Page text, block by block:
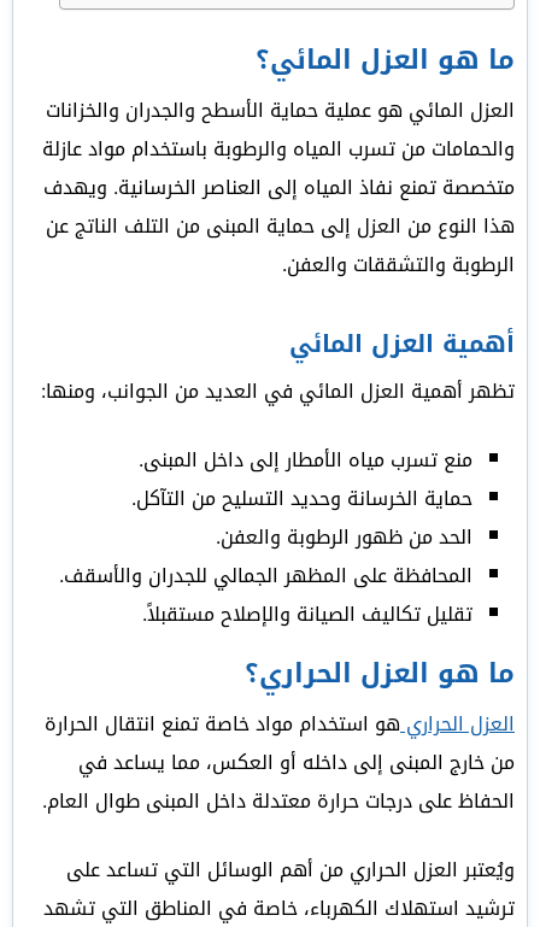
ما هو العزل المائي؟
العزل المائي هو عملية حماية الأسطح والجدران والخزانات
والحمامات من تسرب المياه والرطوبة باستخدام مواد عازلة
متخصصة تمنع نفاذ المياه إلى العناصر الخرسانية. ويهدف
هذا النوع من العزل إلى حماية المبنى من التلف الناتج عن
الرطوبة والتشققات والعفن.
أهمية العزل المائي
تظهر أهمية العزل المائي في العديد من الجوانب، ومنها:
منع تسرب مياه الأمطار إلى داخل المبنى.
حماية الخرسانة وحديد التسليح من التآكل.
الحد من ظهور الرطوبة والعفن.
المحافظة على المظهر الجمالي للجدران والأسقف.
تقليل تكاليف الصيانة والإصلاح مستقبلاً.
ما هو العزل الحراري؟
العزل الحراريهو استخدام مواد خاصة تمنع انتقال الحرارة
من خارج المبنى إلى داخله أو العكس، مما يساعد في
الحفاظ على درجات حرارة معتدلة داخل المبنى طوال العام.
ويُعتبر العزل الحراري من أهم الوسائل التي تساعد على
ترشيد استهلاك الكهرباء، خاصة في المناطق التي تشهد